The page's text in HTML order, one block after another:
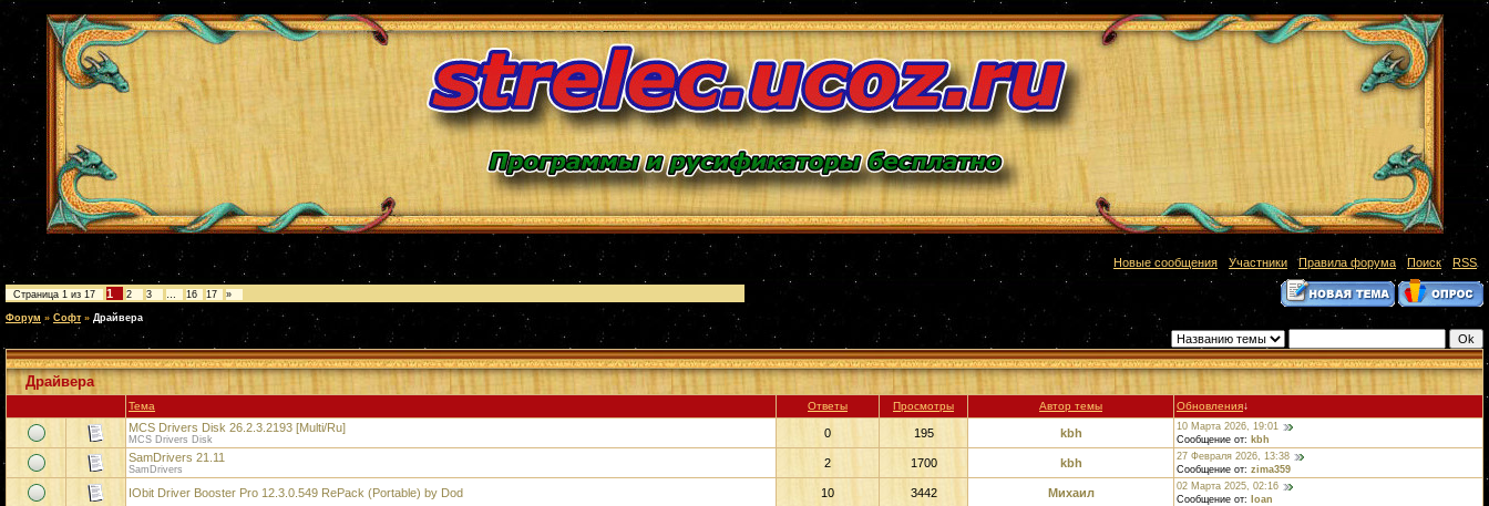
Новые сообщения Участники ·Правила форума Поиск· RSS]
Страница 1 из 17 1 2 3 … 16 17 »
Форум » Софт » Драйвера
Фильтр по:
Драйвера
Тема Ответы Просмотры Автор темы Обновления↓
MCS Drivers Disk 26.2.3.2193 [Multi/Ru]
MCS Drivers Disk 0 195 kbh
10 Марта 2026, 19:01
Сообщение от: kbh
SamDrivers 21.11
SamDrivers 2 1700 kbh
27 Февраля 2026, 13:38
Сообщение от: zima359
IObit Driver Booster Pro 12.3.0.549 RePack (Portable) by Dod 10 3442 Михаил
02 Марта 2025, 02:16
Сообщение от:
Ioan